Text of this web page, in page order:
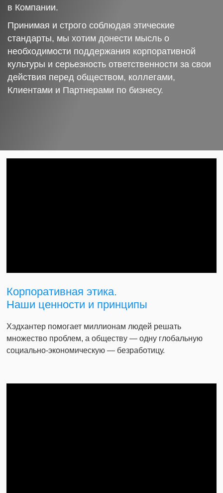
в Компании.
Принимая и строго соблюдая этические
стандарты, мы хотим донести мысль о
необходимости поддержания корпоративной
культуры и серьезность ответственности за свои
действия перед обществом, коллегами,
Клиентами и Партнерами по бизнесу.
Корпоративная этика.
Наши ценности и принципы
Хэдхантер помогает миллионам людей решать
множество проблем, а обществу — одну глобальную
социально-экономическую — безработицу.